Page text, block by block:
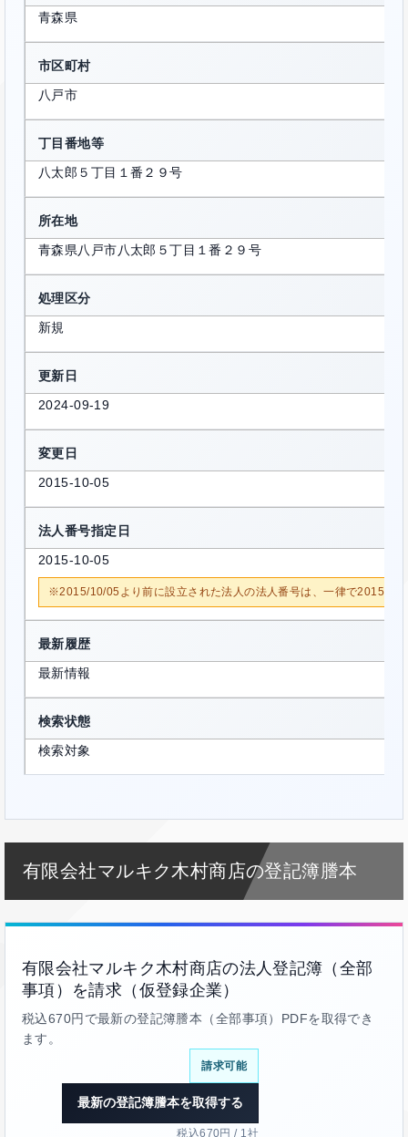
青森県
市区町村
八戸市
丁目番地等
八太郎５丁目１番２９号
所在地
青森県八戸市八太郎５丁目１番２９号
処理区分
新規
更新日
2024-09-19
変更日
2015-10-05
法人番号指定日
2015-10-05
※2015/10/05より前に設立された法人の法人番号は、一律で2015/10/
最新履歴
最新情報
検索状態
検索対象
有限会社マルキク木村商店の登記簿謄本
有限会社マルキク木村商店の法人登記簿（全部
事項）を請求（仮登録企業）
税込670円で最新の登記簿謄本（全部事項）PDFを取得でき
ます。
請求可能
最新の登記簿謄本を取得する
税込670円 / 1社